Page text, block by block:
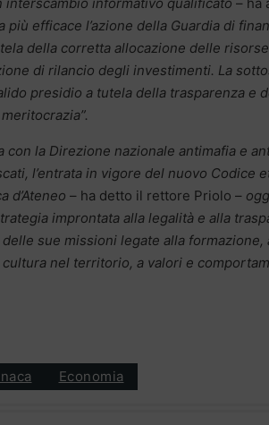
più efficace l’azione della Guardia di
della corretta allocazione delle
di rilancio degli investimenti. La
presidio a tutela della trasparenza e
con la Direzione nazionale antimafia e
l’entrata in vigore del nuovo Codice
d’Ateneo – ha detto il rettore Priolo –
improntata alla legalità e alla
sue missioni legate alla formazione,
nel territorio, a valori e
Economia